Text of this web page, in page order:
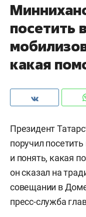
посетить
какая
Президент
поручил
и понять, какая
он сказал на
совещании в
пресс-служба